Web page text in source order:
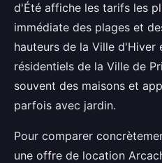
d'Été affiche les tarifs les
immédiate des plages et
hauteurs de la Ville d'Hiver
résidentiels de la Ville de
souvent des maisons et
parfois avec jardin.
Pour comparer
une offre de location